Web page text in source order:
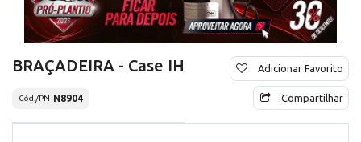
BRAÇADEIRA - Case IH
Cód./PN N8904
Adicionar Favorito
Compartilhar